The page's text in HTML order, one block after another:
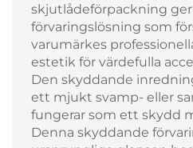
skjutlådeförpackning
förvaringslösning som
varumärkes
estetik för värdefulla
Den skyddande
ett mjukt svamp- eller
fungerar som ett skydd
Denna skyddande